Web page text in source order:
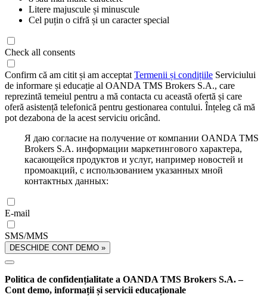
Litere majuscule și minuscule
Cel puțin o cifră și un caracter special
Check all consents
Confirm că am citit și am acceptat Termenii și condițiile Serviciului
de informare și educație al OANDA TMS Brokers S.A., care
reprezintă temeiul pentru a mă contacta cu această ofertă și care
oferă asistență telefonică pentru gestionarea contului. Înțeleg că mă
pot dezabona de la acest serviciu oricând.
Я даю согласие на получение от компании OANDA TMS
Brokers S.A. информации маркетингового характера,
касающейся продуктов и услуг, например новостей и
промоакций, с использованием указанных мной
контактных данных:
E-mail
SMS/MMS
DESCHIDE CONT DEMO »
Politica de confidențialitate a OANDA TMS Brokers S.A. –
Cont demo, informații și servicii educaționale